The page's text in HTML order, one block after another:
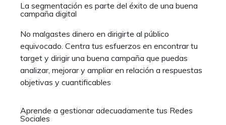
La segmentación es parte del éxito de una buena
campaña digital
No malgastes dinero en dirigirte al público
equivocado. Centra tus esfuerzos en encontrar tu
target y dirigir una buena campaña que puedas
analizar, mejorar y ampliar en relación a respuestas
objetivas y cuantificables
Aprende a gestionar adecuadamente tus Redes
Sociales